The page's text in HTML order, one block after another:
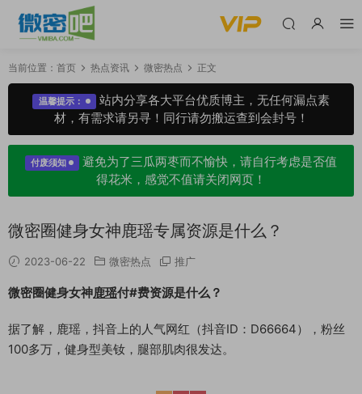
当前位置： 首页 热点资讯 微密热点 正文
温馨提示：
站内分享各大平台优质博主，无任何漏点素
材，有需求请另寻！同行请勿搬运查到会封号！
付废须知
避免为了三瓜两枣而不愉快，请自行考虑是否值
得花米，感觉不值请关闭网页！
微密圈健身女神鹿瑶专属资源是什么？
2023-06-22 微密热点 推广
微密圈健身女神鹿瑶付#费资源是什么？
据了解，鹿瑶，抖音上的人气网红（抖音ID：D66664），粉丝
100多万，健身型美钕，腿部肌肉很发达。